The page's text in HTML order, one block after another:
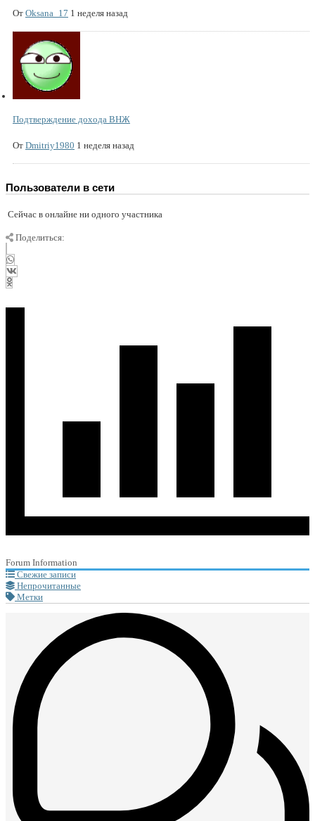
От Oksana_17 1 неделя назад
Подтверждение дохода ВНЖ
От Dmitriy1980 1 неделя назад
Пользователи в сети
Сейчас в онлайне ни одного участника
Поделиться:
Forum Information
Свежие записи
Непрочитанные
Метки